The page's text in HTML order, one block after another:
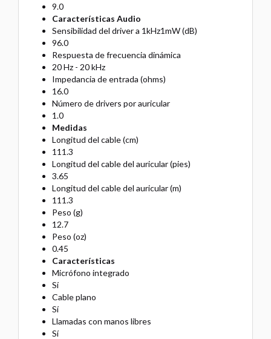
9.0
Características Audio
Sensibilidad del driver a 1kHz1mW (dB)
96.0
Respuesta de frecuencia dinámica
20 Hz - 20 kHz
Impedancia de entrada (ohms)
16.0
Número de drivers por auricular
1.0
Medidas
Longitud del cable (cm)
111.3
Longitud del cable del auricular (pies)
3.65
Longitud del cable del auricular (m)
111.3
Peso (g)
12.7
Peso (oz)
0.45
Características
Micrófono integrado
Sí
Cable plano
Sí
Llamadas con manos libres
Sí